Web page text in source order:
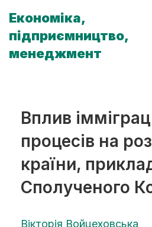
Економіка,
підприємництво,
менеджмент
Вплив
процесів на
країни,
Сполученого
Вікторія Войцеховська